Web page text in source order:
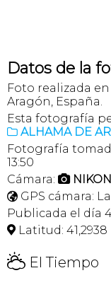
Datos de la
Foto realizada
Aragón, España.
Esta fotografía
 ALHAMA DE
Fotografía
13:50
Cámara: 
 GPS cámara:
Publicada el día
 Latitud: 41,2938 |
H El Tiempo